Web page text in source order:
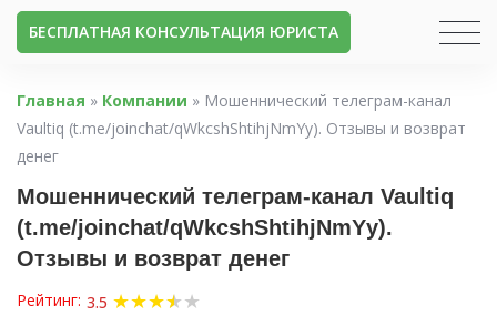
БЕСПЛАТНАЯ КОНСУЛЬТАЦИЯ ЮРИСТА
Главная » Компании » Мошеннический телеграм-канал
Vaultiq (t.me/joinchat/qWkcshShtihjNmYy). Отзывы и возврат
денег
Мошеннический телеграм-канал Vaultiq
(t.me/joinchat/qWkcshShtihjNmYy).
Отзывы и возврат денег
Рейтинг: 3.5 ★★★★
★★